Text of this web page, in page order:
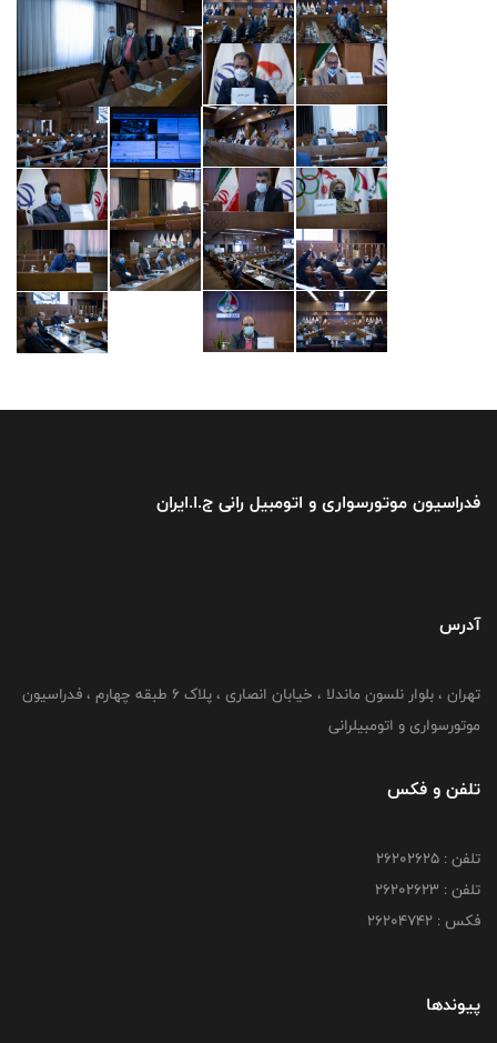
فدراسیون موتورسواری و اتومبیل رانی ج.ا.ایران
آدرس
تهران ، بلوار نلسون ماندلا ، خیابان انصاری ، پلاک ۶ طبقه چهارم ، فدراسیون
موتورسواری و اتومبیلرانی
تلفن و فکس
تلفن : ۲۶۲۰۲۶۲۵
تلفن : ۲۶۲۰۲۶۲۳
فکس : ۲۶۲۰۴۷۴۲
پیوندها